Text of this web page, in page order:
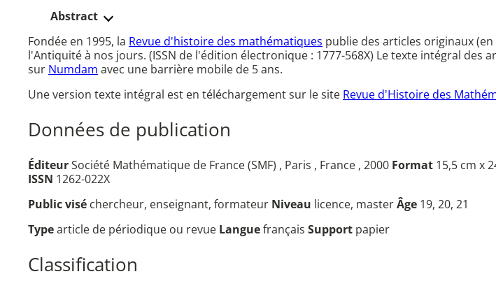
Abstract
Fondée en 1995, la Revue d'histoire des mathématiques publie des articles originaux
l'Antiquité à nos jours. (ISSN de l'édition électronique : 1777-568X) Le texte intégral
sur Numdam avec une barrière mobile de 5 ans.
Une version texte intégral est en téléchargement sur le site Revue d'Histoire des
Données de publication
ÉditeurSociété Mathématique de France (SMF) , Paris , France , 2000 Format 15,5 cm x
ISSN 1262-022X
Public visé chercheur, enseignant, formateur Niveau licence, masterÂge 19, 20, 21
Typearticle de périodique ou revue Languefrançais Support papier
Classification